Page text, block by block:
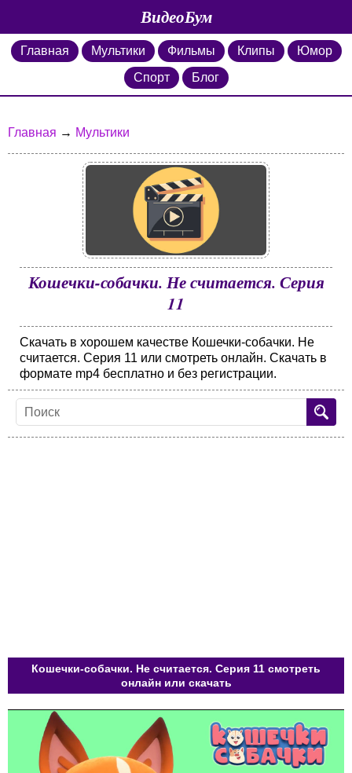
ВидеоБум
Главная Мультики Фильмы Клипы
Юмор
Спорт
Блог
Главная → Мультики
Кошечки-собачки. Не считается. Серия
11
Скачать в хорошем качестве Кошечки-собачки. Не
считается. Серия 11 или смотреть онлайн. Скачать в
формате mp4 бесплатно и без регистрации.
Кошечки-собачки. Не считается. Серия 11 смотреть
онлайн или скачать